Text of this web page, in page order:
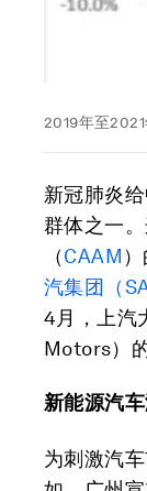
2019年至
新冠肺炎
群体之一
（CAAM
汽集团（
4月，上汽
Motors）
新能源汽
为刺激汽